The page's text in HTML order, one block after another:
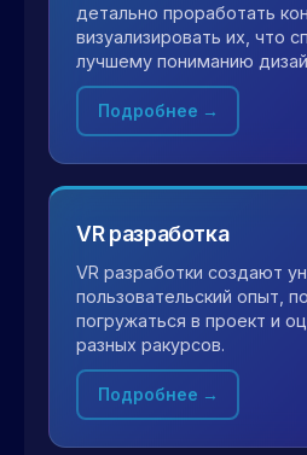
детально проработать
визуализировать их, что
лучшему пониманию
Подробнее →
VR разработка
VR разработки создают
пользовательский опыт,
погружаться в проект и
разных ракурсов.
Подробнее →